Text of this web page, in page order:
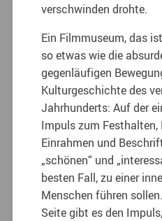
verschwinden drohte.
Ein Filmmuseum, das
so etwas wie die
gegenläufigen
Kulturgeschichte des
Jahrhunderts: Auf der
Impuls zum Festhalten,
Einrahmen und
„schönen“ und
besten Fall, zu einer
Menschen führen
Seite gibt es den